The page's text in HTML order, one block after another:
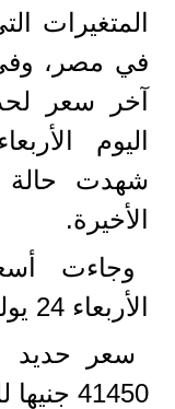
المتغيرات
في مصر،
آخر سعر
شهدت حالة
الأخيرة.
وجاءت
الأربعاء 24 يوليو 2024 كالتالي:
سعر حديد
41450 جنيها للطن تسليم أرض المصنع.